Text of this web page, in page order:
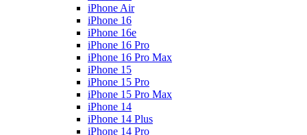
iPhone Air
iPhone 16
iPhone 16e
iPhone 16 Pro
iPhone 16 Pro Max
iPhone 15
iPhone 15 Pro
iPhone 15 Pro Max
iPhone 14
iPhone 14 Plus
iPhone 14 Pro